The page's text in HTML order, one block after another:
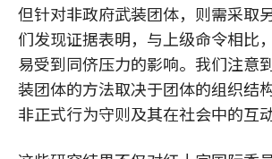
但针对非政府武装团体，则需采取
们发现证据表明，与上级命令相比
易受到同侪压力的影响。我们注意
装团体的方法取决于团体的组织结
非正式行为守则及其在社会中的互